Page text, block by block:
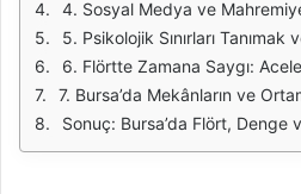
4. Sosyal Medya ve
5. Psikolojik Sınırları Tanımak
6. Flörtte Zamana Saygı:
7. Bursa’da Mekânların ve
Sonuç: Bursa’da Flört, Denge